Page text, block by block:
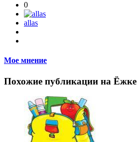
0
allas
Мое мнение
Похожие публикации на Ёжке